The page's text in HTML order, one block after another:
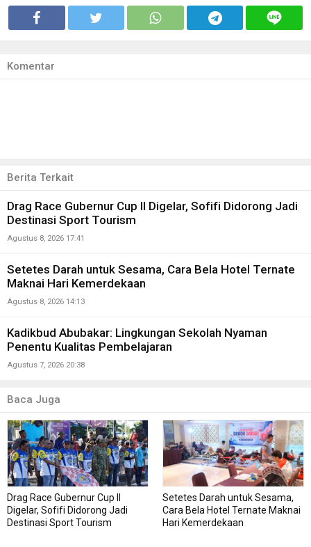
Komentar
Berita Terkait
Drag Race Gubernur Cup II Digelar, Sofifi Didorong Jadi
Destinasi Sport Tourism
Agustus 8, 2026 17:41
Setetes Darah untuk Sesama, Cara Bela Hotel Ternate
Maknai Hari Kemerdekaan
Agustus 8, 2026 14:13
Kadikbud Abubakar: Lingkungan Sekolah Nyaman
Penentu Kualitas Pembelajaran
Agustus 7, 2026 20:38
Baca Juga
Drag Race Gubernur Cup II
Digelar, Sofifi Didorong Jadi
Destinasi Sport Tourism
Setetes Darah untuk Sesama,
Cara Bela Hotel Ternate Maknai
Hari Kemerdekaan